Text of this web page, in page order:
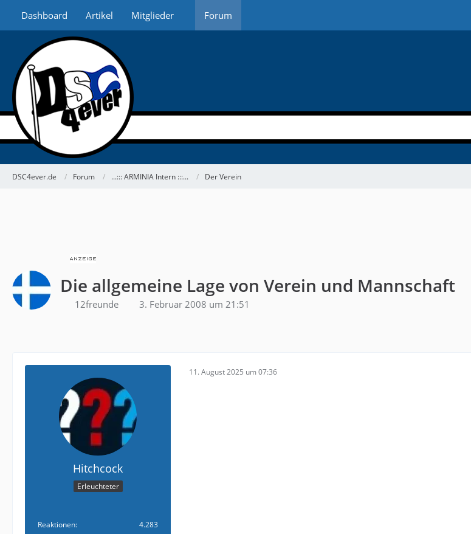
Dashboard Artikel Mitglieder Forum
DSC4ever.de Forum ...::: ARMINIA Intern :::... Der Verein
Die allgemeine Lage von Verein und Mannschaft
12freunde 3. Februar 2008 um 21:51
Hitchcock
Erleuchteter
Reaktionen
4.283
11. August 2025 um 07:36